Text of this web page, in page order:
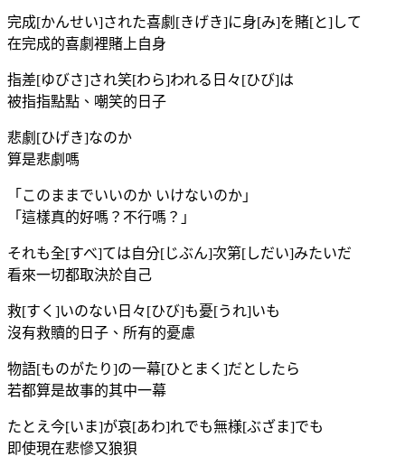
完成[かんせい]された喜劇[きげき]に身[み]を賭[と]して
在完成的喜劇裡賭上自身
指差[ゆびさ]され笑[わら]われる日々[ひび]は
被指指點點、嘲笑的日子
悲劇[ひげき]なのか
算是悲劇嗎
「このままでいいのか いけないのか」
「這樣真的好嗎？不行嗎？」
それも全[すべ]ては自分[じぶん]次第[しだい]みたいだ
看來一切都取決於自己
救[すく]いのない日々[ひび]も憂[うれ]いも
沒有救贖的日子、所有的憂慮
物語[ものがたり]の一幕[ひとまく]だとしたら
若都算是故事的其中一幕
たとえ今[いま]が哀[あわ]れでも無様[ぶざま]でも
即使現在悲慘又狼狽